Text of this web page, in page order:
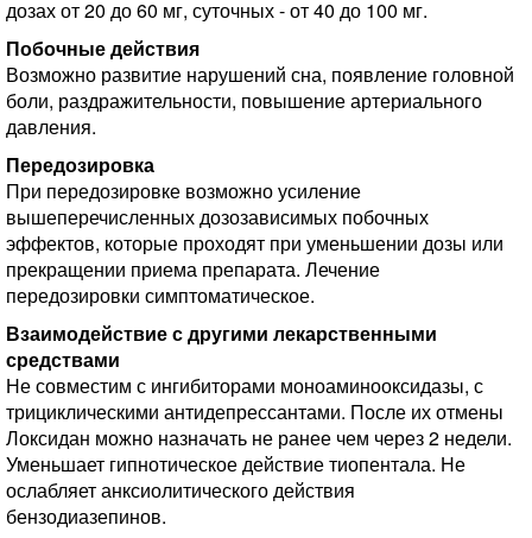
дозах от 20 до 60 мг, суточных - от 40 до 100 мг.
Побочные действия
Возможно развитие нарушений сна, появление головной
боли, раздражительности, повышение артериального
давления.
Передозировка
При передозировке возможно усиление
вышеперечисленных дозозависимых побочных
эффектов, которые проходят при уменьшении дозы или
прекращении приема препарата. Лечение
передозировки симптоматическое.
Взаимодействие с другими лекарственными
средствами
Не совместим с ингибиторами моноаминооксидазы, с
трициклическими антидепрессантами. После их отмены
Локсидан можно назначать не ранее чем через 2 недели.
Уменьшает гипнотическое действие тиопентала. Не
ослабляет анксиолитического действия
бензодиазепинов.